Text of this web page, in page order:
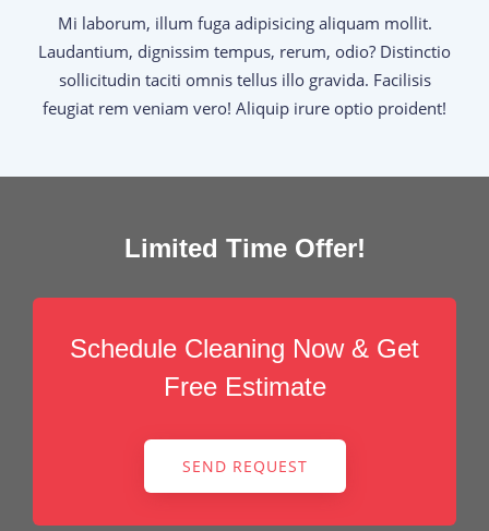
Mi laborum, illum fuga adipisicing aliquam mollit.
Laudantium, dignissim tempus, rerum, odio? Distinctio
sollicitudin taciti omnis tellus illo gravida. Facilisis
feugiat rem veniam vero! Aliquip irure optio proident!
Limited Time Offer!
Schedule Cleaning Now & Get
Free Estimate
SEND REQUEST